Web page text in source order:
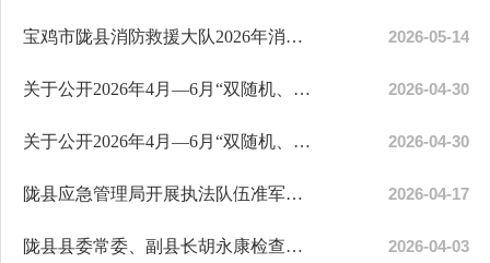
宝鸡市陇县消防救援大队2026年消防领域监督检查计划 2026-05-14
关于公开2026年4月—6月“双随机、一公开”消防安全专项抽查计划的请示... 2026-04-30
关于公开2026年4月—6月“双随机、一公开”消防安全专项抽查计划的请示... 2026-04-30
陇县应急管理局开展执法队伍准军事化大练兵 锻造新时代应急铁军 2026-04-17
陇县县委常委、副县长胡永康检查矿山隐患整改 2026-04-03